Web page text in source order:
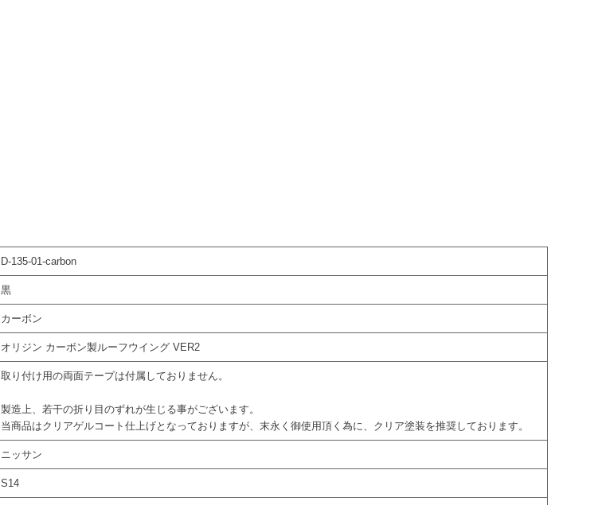
D-135-01-carbon
黒
カーボン
オリジン カーボン製ルーフウイング VER2
取り付け用の両面テープは付属しておりません。
製造上、若干の折り目のずれが生じる事がございます。
当商品はクリアゲルコート仕上げとなっておりますが、末永く御使用頂く為に、クリア塗装を推奨しております。
ニッサン
S14